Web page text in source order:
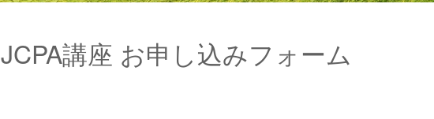
JCPA講座 お申し込みフォーム